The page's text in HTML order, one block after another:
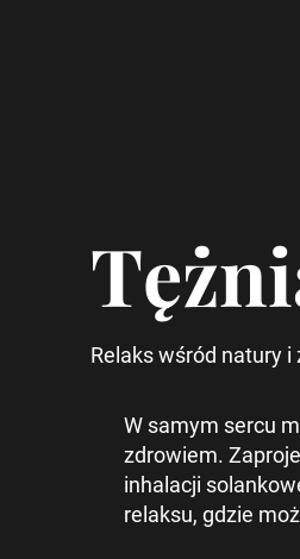
Relaks wśród natury
W samym sercu
zdrowiem.
inhalacji
relaksu, gdzie